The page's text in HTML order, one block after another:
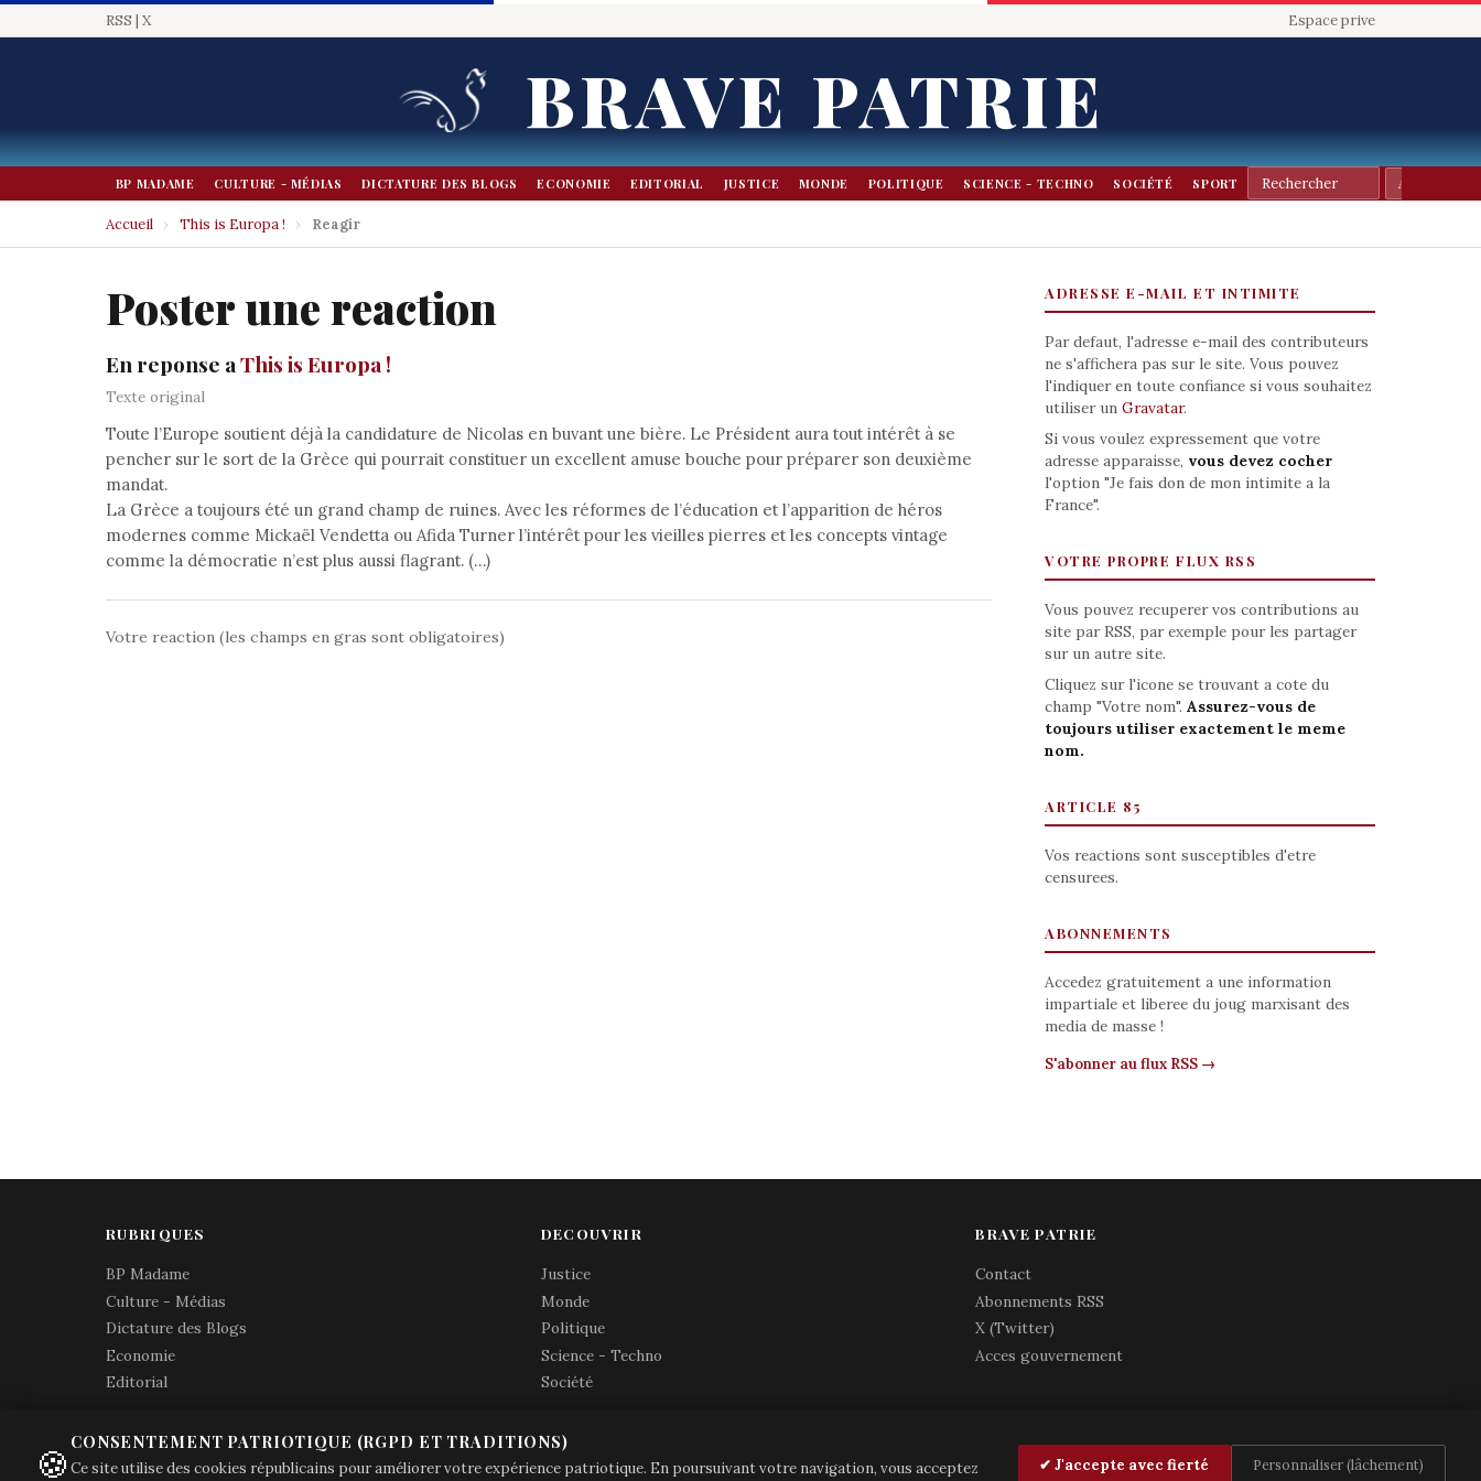
RSS | X Espace prive
BRAVE PATRIE
BP MADAME CULTURE - MÉDIAS DICTATURE DES BLOGS ECONOMIE EDITORIAL JUSTICE MONDE POLITIQUE SCIENCE - TECHNO SOCIÉTÉ SPORT
Accueil › This is Europa ! › Reagir
Poster une reaction
En reponse aThis is Europa !
Texte original
Toute l’Europe soutient déjà la candidature de Nicolas en buvant une bière. Le Président aura tout intérêt à se
pencher sur le sort de la Grèce qui pourrait constituer un excellent amuse bouche pour préparer son deuxième
mandat.
La Grèce a toujours été un grand champ de ruines. Avec les réformes de l’éducation et l’apparition de héros
modernes comme Mickaël Vendetta ou Afida Turner l’intérêt pour les vieilles pierres et les concepts vintage
comme la démocratie n’est plus aussi flagrant. (…)
Votre reaction (les champs en gras sont obligatoires)
ADRESSE E-MAIL ET INTIMITE
Par defaut, l'adresse e-mail des contributeurs
ne s'affichera pas sur le site. Vous pouvez
l'indiquer en toute confiance si vous souhaitez
utiliser un Gravatar.
Si vous voulez expressement que votre
adresse apparaisse, vous devez cocher
l'option "Je fais don de mon intimite a la
France".
VOTRE PROPRE FLUX RSS
Vous pouvez recuperer vos contributions au
site par RSS, par exemple pour les partager
sur un autre site.
Cliquez sur l'icone se trouvant a cote du
champ "Votre nom". Assurez-vous de
toujours utiliser exactement le meme
nom.
ARTICLE 85
Vos reactions sont susceptibles d'etre
censurees.
ABONNEMENTS
Accedez gratuitement a une information
impartiale et liberee du joug marxisant des
media de masse !
S'abonner au flux RSS →
RUBRIQUES
BP Madame
Culture - Médias
Dictature des Blogs
Economie
Editorial
DECOUVRIR
Justice
Monde
Politique
Science - Techno
Société
BRAVE PATRIE
Contact
Abonnements RSS
X (Twitter)
Acces gouvernement
© Brave Patrie + friends—
🍪
CONSENTEMENT PATRIOTIQUE (RGPD ET TRADITIONS)
Ce site utilise des cookies républicains pour améliorer votre expérience patriotique. En poursuivant votre navigation, vous acceptez
✔ J'accepte avec fierté Personnaliser (lâchement)